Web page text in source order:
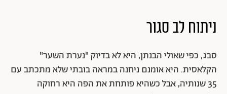
ניתוח לב סגור
סבג, כפי שאולי הבנתן, היא לא בדיוק "נערת השער"
הקלאסית. היא אומנם ניחנה במראה בובתי שלא מתכתב עם
35 שנותיה, אבל כשהיא פותחת את הפה היא רחוקה